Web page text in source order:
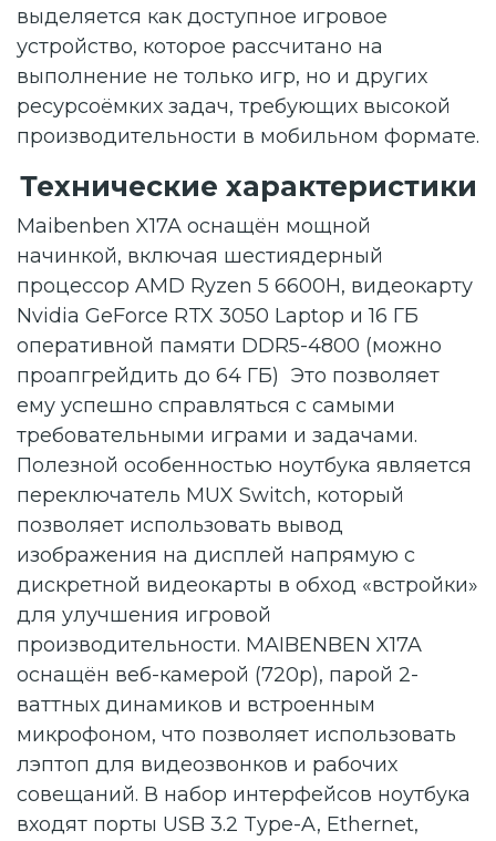
выделяется как доступное игровое
устройство, которое рассчитано на
выполнение не только игр, но и других
ресурсоёмких задач, требующих высокой
производительности в мобильном формате.
Технические характеристики
Maibenben X17A оснащён мощной
начинкой, включая шестиядерный
процессор AMD Ryzen 5 6600H, видеокарту
Nvidia GeForce RTX 3050 Laptop и 16 ГБ
оперативной памяти DDR5-4800 (можно
проапгрейдить до 64 ГБ) Это позволяет
ему успешно справляться с самыми
требовательными играми и задачами.
Полезной особенностью ноутбука является
переключатель MUX Switch, который
позволяет использовать вывод
изображения на дисплей напрямую с
дискретной видеокарты в обход «встройки»
для улучшения игровой
производительности. MAIBENBEN X17A
оснащён веб-камерой (720p), парой 2-
ваттных динамиков и встроенным
микрофоном, что позволяет использовать
лэптоп для видеозвонков и рабочих
совещаний. В набор интерфейсов ноутбука
входят порты USB 3.2 Type-A, Ethernet,